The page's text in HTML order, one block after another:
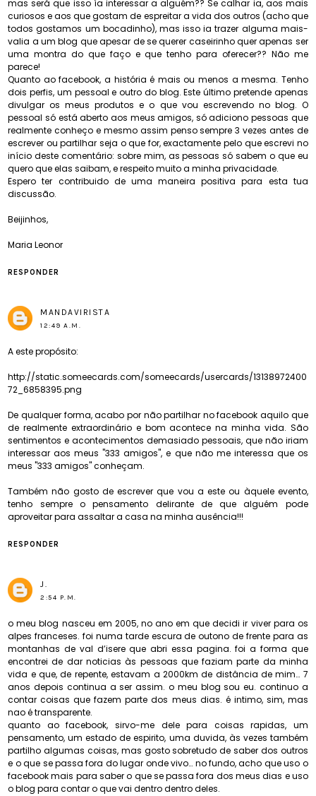
mas será que isso ía interessar a alguém?? Se calhar ia, aos mais
curiosos e aos que gostam de espreitar a vida dos outros (acho que
todos gostamos um bocadinho), mas isso ia trazer alguma mais-
valia a um blog que apesar de se querer caseirinho quer apenas ser
uma montra do que faço e que tenho para oferecer?? Não me
parece!
Quanto ao facebook, a história é mais ou menos a mesma. Tenho
dois perfis, um pessoal e outro do blog. Este último pretende apenas
divulgar os meus produtos e o que vou escrevendo no blog. O
pessoal só está aberto aos meus amigos, só adiciono pessoas que
realmente conheço e mesmo assim penso sempre 3 vezes antes de
escrever ou partilhar seja o que for, exactamente pelo que escrevi no
início deste comentário: sobre mim, as pessoas só sabem o que eu
quero que elas saibam, e respeito muito a minha privacidade.
Espero ter contribuido de uma maneira positiva para esta tua
discussão.
Beijinhos,
Maria Leonor
RESPONDER
MANDAVIRISTA
12:49 A.M.
A este propósito:
http://static.someecards.com/someecards/usercards/13138972400
72_6858395.png
De qualquer forma, acabo por não partilhar no facebook aquilo que
de realmente extraordinário e bom acontece na minha vida. São
sentimentos e acontecimentos demasiado pessoais, que não iriam
interessar aos meus "333 amigos", e que não me interessa que os
meus "333 amigos" conheçam.
Também não gosto de escrever que vou a este ou àquele evento,
tenho sempre o pensamento delirante de que alguém pode
aproveitar para assaltar a casa na minha ausência!!!
RESPONDER
J.
2:54 P.M.
o meu blog nasceu em 2005, no ano em que decidi ir viver para os
alpes franceses. foi numa tarde escura de outono de frente para as
montanhas de val d’isere que abri essa pagina. foi a forma que
encontrei de dar noticias às pessoas que faziam parte da minha
vida e que, de repente, estavam a 2000km de distância de mim… 7
anos depois continua a ser assim. o meu blog sou eu. continuo a
contar coisas que fazem parte dos meus dias. é intimo, sim, mas
nao é transparente.
quanto ao facebook, sirvo-me dele para coisas rapidas, um
pensamento, um estado de espirito, uma duvida, às vezes também
partilho algumas coisas, mas gosto sobretudo de saber dos outros
e o que se passa fora do lugar onde vivo… no fundo, acho que uso o
facebook mais para saber o que se passa fora dos meus dias e uso
o blog para contar o que vai dentro dentro deles.